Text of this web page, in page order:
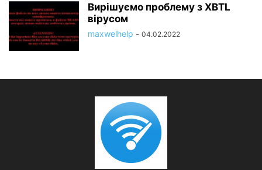
Вирішуємо проблему з XBTL
вірусом
maxwelhelp - 04.02.2022